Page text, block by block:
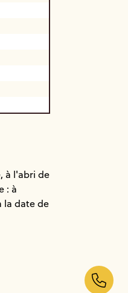
à l'abri de
: à
la date de